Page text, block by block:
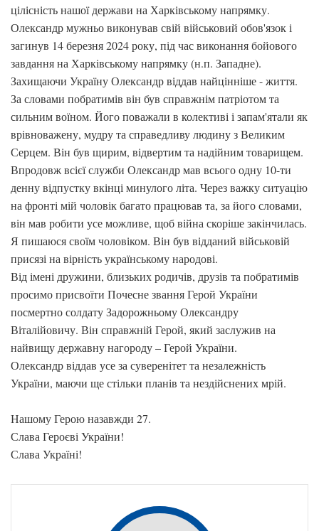
цілісність нашої держави на Харківському напрямку.
Олександр мужньо виконував свій військовий обов'язок і
загинув 14 березня 2024 року, під час виконання бойового
завдання на Харківському напрямку (н.п. Западне).
Захищаючи Україну Олександр віддав найцінніше - життя.
За словами побратимів він був справжнім патріотом та
сильним воїном. Його поважали в колективі і запам'ятали як
врівноважену, мудру та справедливу людину з Великим
Серцем. Він був щирим, відвертим та надійним товарищем.
Впродовж всієї служби Олександр мав всього одну 10-ти
денну відпустку вкінці минулого літа. Через важку ситуацію
на фронті мій чоловік багато працював та, за його словами,
він мав робити усе можливе, щоб війна скоріше закінчилась.
Я пишаюся своїм чоловіком. Він був відданий військовій
присязі на вірність українському народові.
Від імені дружини, близьких родичів, друзів та побратимів
просимо присвоїти Почесне звання Герой України
посмертно солдату Задорожньому Олександру
Віталійовичу. Він справжній Герой, який заслужив на
найвищу державну нагороду – Герой України.
Олександр віддав усе за суверенітет та незалежність
України, маючи ще стільки планів та нездійснених мрій.
Нашому Герою назавжди 27.
Слава Героєві України!
Слава Україні!